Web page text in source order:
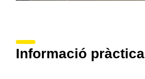
Informació pràctica